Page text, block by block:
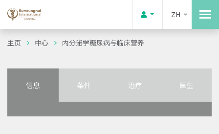
ZH
主页 中心 内分泌学糖尿病与临床营养
信息 条件 治疗 医生